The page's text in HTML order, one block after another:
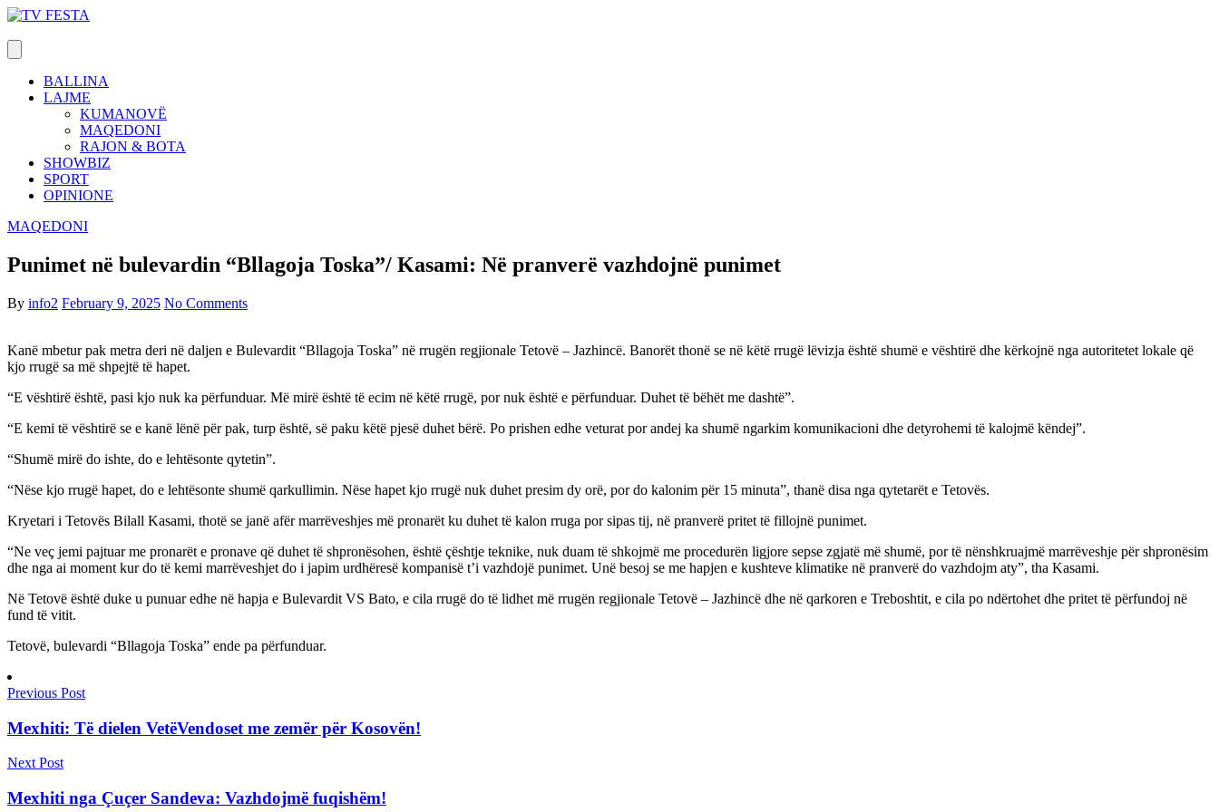
Skip
content
BALLINA
LAJME
KUMANOVË
MAQEDONI
RAJON & BOTA
SHOWBIZ
SPORT
OPINIONE
MAQEDONI
Punimet në bulevardin “Bllagoja Toska”/ Kasami: Në pranverë vazhdojnë punimet
By info2 February 9, 2025 No Comments
Kanë mbetur pak metra deri në daljen e Bulevardit “Bllagoja Toska” në rrugën regjionale Tetovë – Jazhincë. Banorët thonë se në këtë rrugë lëvizja është shumë e vështirë dhe kërkojnë nga autoritetet lokale që
kjo rrugë sa më shpejtë të hapet.
“E vështirë është, pasi kjo nuk ka përfunduar. Më mirë është të ecim në këtë rrugë, por nuk është e përfunduar. Duhet të bëhët me dashtë”.
“E kemi të vështirë se e kanë lënë për pak, turp është, së paku këtë pjesë duhet bërë. Po prishen edhe veturat por andej ka shumë ngarkim komunikacioni dhe detyrohemi të kalojmë këndej”.
“Shumë mirë do ishte, do e lehtësonte qytetin”.
“Nëse kjo rrugë hapet, do e lehtësonte shumë qarkullimin. Nëse hapet kjo rrugë nuk duhet presim dy orë, por do kalonim për 15 minuta”, thanë disa nga qytetarët e Tetovës.
Kryetari i Tetovës Bilall Kasami, thotë se janë afër marrëveshjes më pronarët ku duhet të kalon rruga por sipas tij, në pranverë pritet të fillojnë punimet.
“Ne veç jemi pajtuar me pronarët e pronave që duhet të shpronësohen, është çështje teknike, nuk duam të shkojmë me procedurën ligjore sepse zgjatë më shumë, por të nënshkruajmë marrëveshje për shpronësim
dhe nga ai moment kur do të kemi marrëveshjet do i japim urdhëresë kompanisë t’i vazhdojë punimet. Unë besoj se me hapjen e kushteve klimatike në pranverë do vazhdojm aty”, tha Kasami.
Në Tetovë është duke u punuar edhe në hapja e Bulevardit VS Bato, e cila rrugë do të lidhet më rrugën regjionale Tetovë – Jazhincë dhe në qarkoren e Treboshtit, e cila po ndërtohet dhe pritet të përfundoj në
fund të vitit.
Tetovë, bulevardi “Bllagoja Toska” ende pa përfunduar.
Previous Post
Mexhiti: Të dielen VetëVendoset me zemër për Kosovën!
Next Post
Mexhiti nga Çuçer Sandeva: Vazhdojmë fuqishëm!